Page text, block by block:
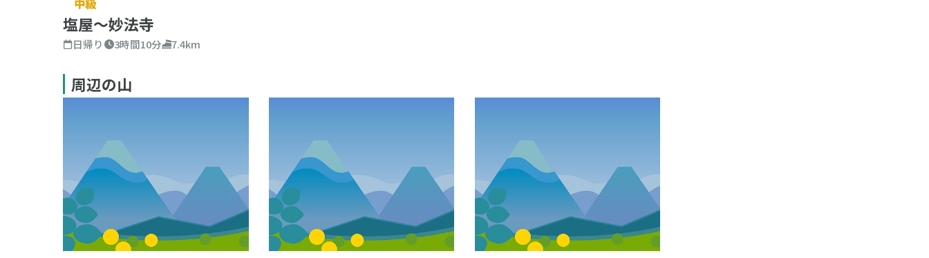
塩屋～妙法寺
日帰り 3時間10分 7.4km
周辺の山